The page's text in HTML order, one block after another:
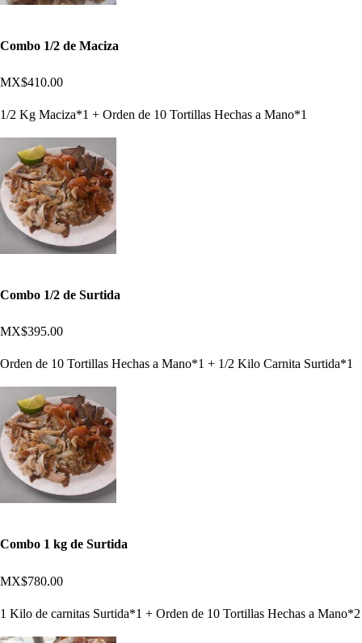
Combo 1/2 de Maciza
MX$410.00
1/2 Kg Maciza*1 + Orden de 10 Tortillas Hechas a Mano*1
Combo 1/2 de Surtida
MX$395.00
Orden de 10 Tortillas Hechas a Mano*1 + 1/2 Kilo Carnita Surtida*1
Combo 1 kg de Surtida
MX$780.00
1 Kilo de carnitas Surtida*1 + Orden de 10 Tortillas Hechas a Mano*2